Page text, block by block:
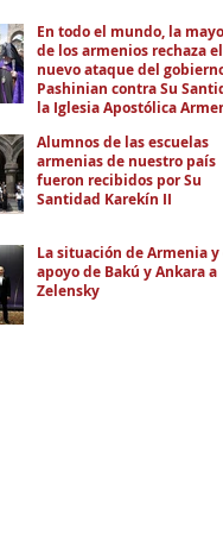
En todo el mundo, la
de los armenios rechaza el
nuevo ataque del
Pashinian contra Su
la Iglesia Apostólica
Alumnos de las escuelas
armenias de nuestro país
fueron recibidos por Su
Santidad Karekín II
La situación de Armenia y
apoyo de Bakú y Ankara a
Zelensky